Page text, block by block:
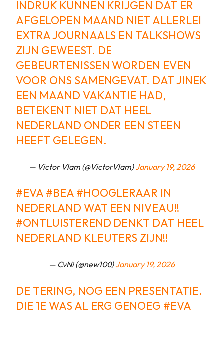
INDRUK KUNNEN KRIJGEN DAT ER
AFGELOPEN MAAND NIET ALLERLEI
EXTRA JOURNAALS EN TALKSHOWS
ZIJN GEWEEST. DE
GEBEURTENISSEN WORDEN EVEN
VOOR ONS SAMENGEVAT. DAT JINEK
EEN MAAND VAKANTIE HAD,
BETEKENT NIET DAT HEEL
NEDERLAND ONDER EEN STEEN
HEEFT GELEGEN.
— Victor Vlam (@VictorVlam)January 19, 2026
#EVA #BEA #HOOGLERAAR IN
NEDERLAND WAT EEN NIVEAU!!
#ONTLUISTEREND DENKT DAT HEEL
NEDERLAND KLEUTERS ZIJN!!
— CvNi (@new100)January 19, 2026
DE TERING, NOG EEN PRESENTATIE.
DIE 1E WAS AL ERG GENOEG #EVA